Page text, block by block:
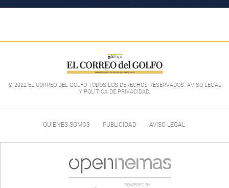
© 2022 EL CORREO DEL GOLFO TODOS LOS DERECHOS RESERVADOS. AVISO LEGAL
Y POLÍTICA DE PRIVACIDAD.
QUIÉNES SOMOS PUBLICIDAD AVISO LEGAL